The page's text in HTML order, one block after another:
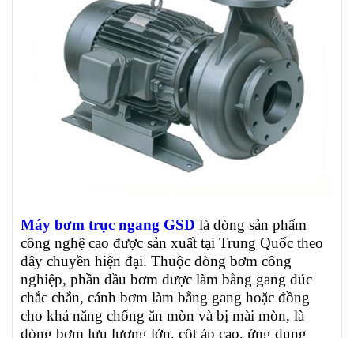
Máy bơm trục ngang GSD là dòng sản phẩm
công nghệ cao được sản xuất tại Trung Quốc theo
dây chuyền hiện đại. Thuộc dòng bơm công
nghiệp, phần đầu bơm được làm bằng gang đúc
chắc chắn, cánh bơm làm bằng gang hoặc đồng
cho khả năng chống ăn mòn và bị mài mòn, là
dòng bơm lưu lượng lớn, cột áp cao, ứng dụng